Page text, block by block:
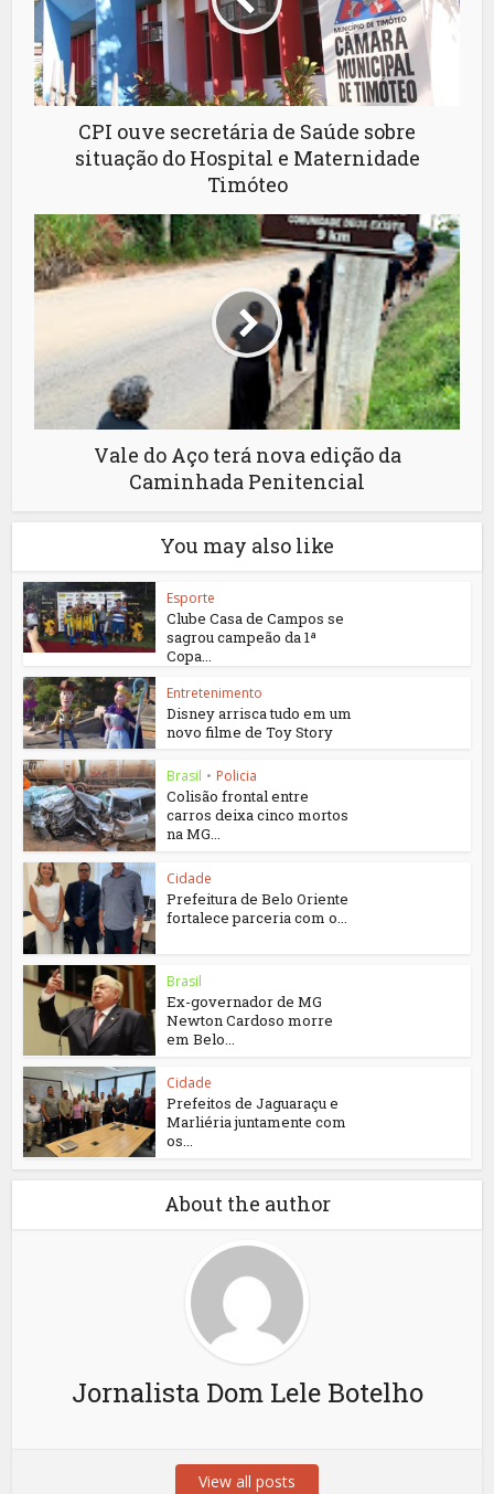
CPI ouve secretária de Saúde sobre
situação do Hospital e Maternidade
Timóteo
Vale do Aço terá nova edição da
Caminhada Penitencial
You may also like
Esporte
Clube Casa de Campos se
sagrou campeão da 1ª
Copa...
Entretenimento
Disney arrisca tudo em um
novo filme de Toy Story
Brasil • Policia
Colisão frontal entre
carros deixa cinco mortos
na MG...
Cidade
Prefeitura de Belo Oriente
fortalece parceria com o...
Brasil
Ex-governador de MG
Newton Cardoso morre
em Belo...
Cidade
Prefeitos de Jaguaraçu e
Marliéria juntamente com
os...
About the author
Jornalista Dom Lele Botelho
View all posts